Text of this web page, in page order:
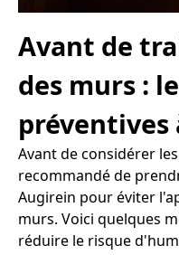
Avant de
des murs :
préventives
Avant de considérer
recommandé de
Augirein pour éviter
murs. Voici quelques
réduire le risque